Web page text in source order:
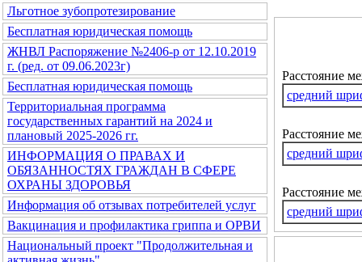
Льготное зубопротезирование
Бесплатная юридическая помощь
ЖНВЛ Распоряжение №2406-р от 12.10.2019
г. (ред. от 09.06.2023г)
Бесплатная юридическая помощь
Территориальная программа
государственных гарантий на 2024 и
плановый 2025-2026 гг.
ИНФОРМАЦИЯ О ПРАВАХ И
ОБЯЗАННОСТЯХ ГРАЖДАН В СФЕРЕ
ОХРАНЫ ЗДОРОВЬЯ
Информация об отзывах потребителей услуг
Вакцинация и профилактика гриппа и ОРВИ
Национальный проект "Продолжительная и
Расстояние
средний
Расстояние
средний
Расстояние
средний